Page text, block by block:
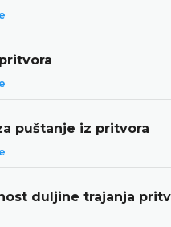
puštanje iz pritvora
duljine trajanja